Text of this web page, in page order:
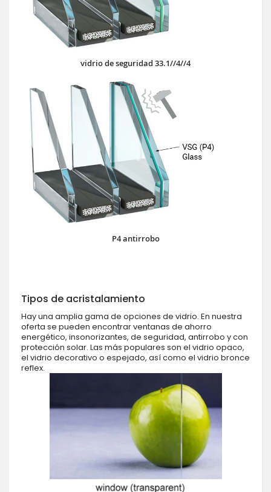
vidrio de seguridad 33.1//4//4
P4 antirrobo
Tipos de acristalamiento
Hay una amplia gama de opciones de vidrio. En nuestra
oferta se pueden encontrar ventanas de ahorro
energético, insonorizantes, de seguridad, antirrobo y con
protección solar. Las más populares son el vidrio opaco,
el vidrio decorativo o espejado, así como el vidrio bronce
reflex.